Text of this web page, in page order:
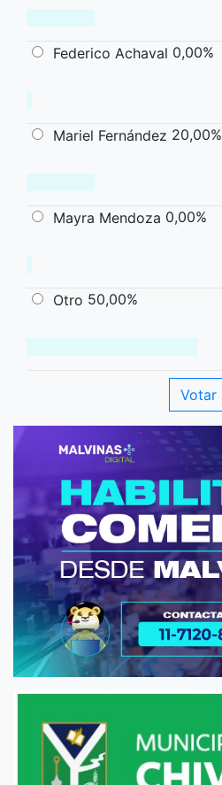
Federico Achaval 0,00%
Mariel Fernández 20,00%
Mayra Mendoza 0,00%
Otro 50,00%